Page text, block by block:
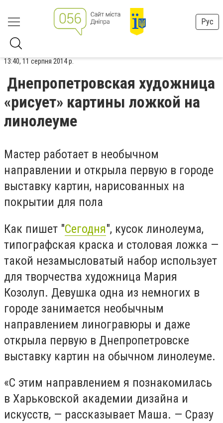
Рус
13:40, 11 серпня 2014 р.
Днепропетровская художница
«рисует» картины ложкой на
линолеуме
Мастер работает в необычном
направлении и открыла первую в городе
выставку картин, нарисованных на
покрытии для пола
Как пишет "Сегодня", кусок линолеума,
типографская краска и столовая ложка —
такой незамысловатый набор использует
для творчества художница Мария
Козолуп. Девушка одна из немногих в
городе занимается необычным
направлением линогравюры и даже
открыла первую в Днепропетровске
выставку картин на обычном линолеуме.
«С этим направлением я познакомилась
в Харьковской академии дизайна и
искусств, — рассказывает Маша. — Сразу